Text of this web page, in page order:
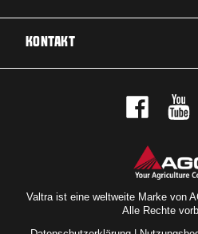
SERVICE & REPARATUR
KONTAKT
Valtra ist eine weltweite Marke von
Alle Rechte